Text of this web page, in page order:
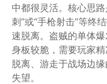
中都很灵活。核心思
刺”或“手枪射击”等终
速脱离。盗贼的单体
身板较脆，需要玩家
脱离、游走于战场边
失望。